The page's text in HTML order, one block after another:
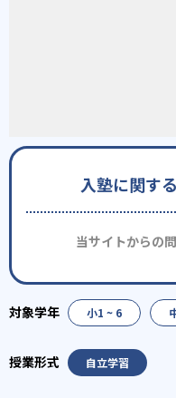
入塾に関す
当サイトからの
小1 ~ 6
自立学習